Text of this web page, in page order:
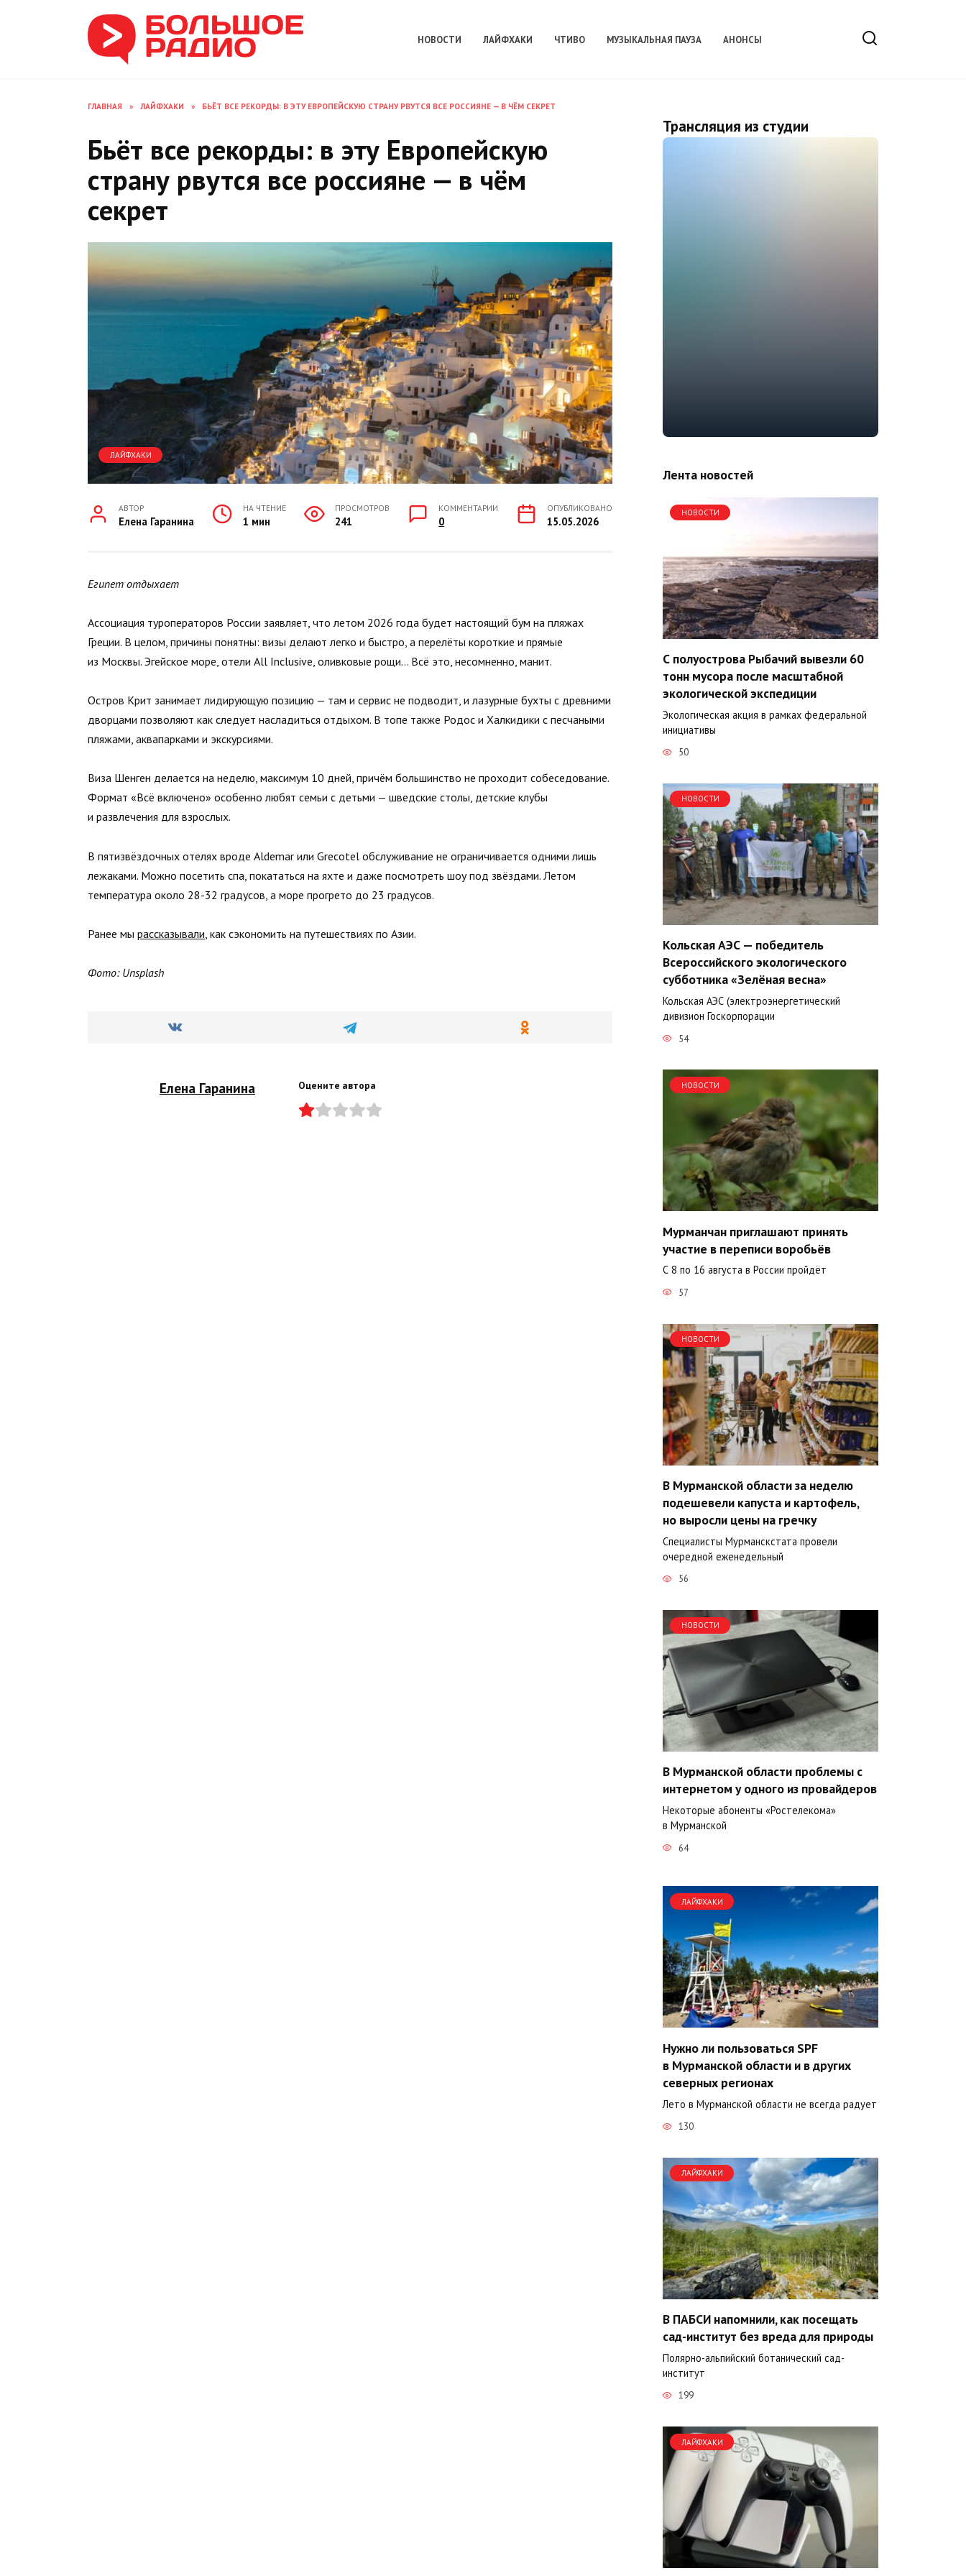
НОВОСТИ ЛАЙФХАКИ ЧТИВО МУЗЫКАЛЬНАЯ ПАУЗА АНОНСЫ
ГЛАВНАЯ » ЛАЙФХАКИ » БЬЁТ ВСЕ РЕКОРДЫ: В ЭТУ ЕВРОПЕЙСКУЮ СТРАНУ РВУТСЯ ВСЕ РОССИЯНЕ — В ЧЁМ СЕКРЕТ
Бьёт все рекорды: в эту Европейскую
страну рвутся все россияне — в чём
секрет
ЛАЙФХАКИ
АВТОР
Елена Гаранина
НА ЧТЕНИЕ
1 мин
ПРОСМОТРОВ
241
КОММЕНТАРИИ
0
ОПУБЛИКОВАНО
15.05.2026
Египет отдыхает
Ассоциация туроператоров России заявляет, что летом 2026 года будет настоящий бум на пляжах
Греции. В целом, причины понятны: визы делают легко и быстро, а перелёты короткие и прямые
из Москвы. Эгейское море, отели All Inclusive, оливковые рощи… Всё это, несомненно, манит.
Остров Крит занимает лидирующую позицию — там и сервис не подводит, и лазурные бухты с древними
дворцами позволяют как следует насладиться отдыхом. В топе также Родос и Халкидики с песчаными
пляжами, аквапарками и экскурсиями.
Виза Шенген делается на неделю, максимум 10 дней, причём большинство не проходит собеседование.
Формат «Всё включено» особенно любят семьи с детьми — шведские столы, детские клубы
и развлечения для взрослых.
В пятизвёздочных отелях вроде Aldemar или Grecotel обслуживание не ограничивается одними лишь
лежаками. Можно посетить спа, покататься на яхте и даже посмотреть шоу под звёздами. Летом
температура около 28-32 градусов, а море прогрето до 23 градусов.
Ранее мы рассказывали , как сэкономить на путешествиях по Азии.
Фото: Unsplash
Елена Гаранина Оцените автора
Трансляция из студии
Лента новостей
НОВОСТИ
С полуострова Рыбачий вывезли 60
тонн мусора после масштабной
экологической экспедиции
Экологическая акция в рамках федеральной
инициативы
50
НОВОСТИ
Кольская АЭС — победитель
Всероссийского экологического
субботника «Зелёная весна»
Кольская АЭС (электроэнергетический
дивизион Госкорпорации
54
НОВОСТИ
Мурманчан приглашают принять
участие в переписи воробьёв
С 8 по 16 августа в России пройдёт
57
НОВОСТИ
В Мурманской области за неделю
подешевели капуста и картофель,
но выросли цены на гречку
Специалисты Мурманскстата провели
очередной еженедельный
56
НОВОСТИ
В Мурманской области проблемы с
интернетом у одного из провайдеров
Некоторые абоненты «Ростелекома»
в Мурманской
64
ЛАЙФХАКИ
Нужно ли пользоваться SPF
в Мурманской области и в других
северных регионах
Лето в Мурманской области не всегда радует
130
ЛАЙФХАКИ
В ПАБСИ напомнили, как посещать
сад-институт без вреда для природы
Полярно-альпийский ботанический сад-
институт
199
ЛАЙФХАКИ